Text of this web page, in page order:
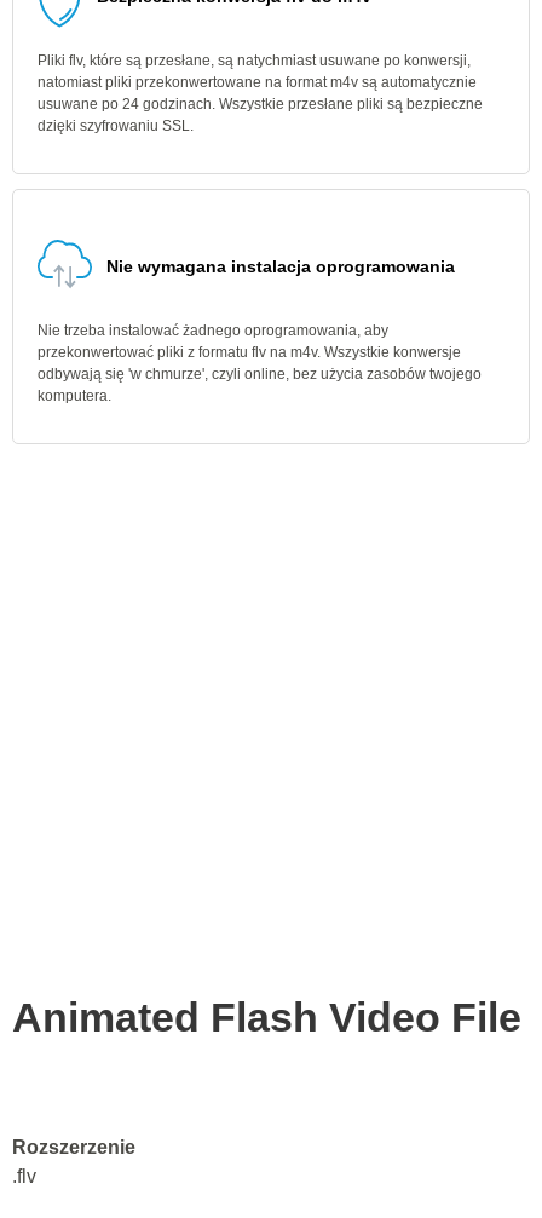
Pliki flv, które są przesłane, są natychmiast usuwane po konwersji,
natomiast pliki przekonwertowane na format m4v są automatycznie
usuwane po 24 godzinach. Wszystkie przesłane pliki są bezpieczne
dzięki szyfrowaniu SSL.
Nie wymagana instalacja oprogramowania
Nie trzeba instalować żadnego oprogramowania, aby
przekonwertować pliki z formatu flv na m4v. Wszystkie konwersje
odbywają się 'w chmurze', czyli online, bez użycia zasobów twojego
komputera.
Animated Flash Video File
Rozszerzenie
.flv